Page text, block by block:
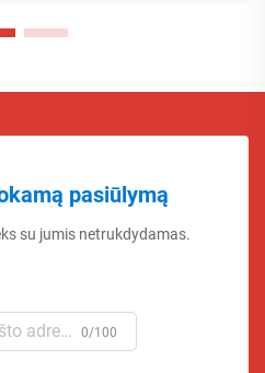
pasiūlymą
su jumis netrukdydamas.
0/100